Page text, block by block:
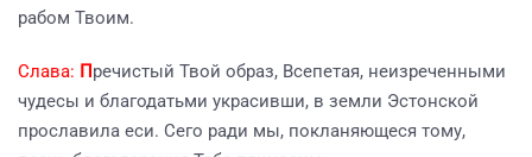
рабом Твоим.
Слава: Пречистый Твой образ, Всепетая, неизреченными
чудесы и благодатьми украсивши, в земли Эстонской
прославила еси. Сего ради мы, покланяющеся тому,